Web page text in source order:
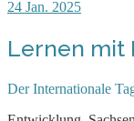
24 Jan. 2025
Lernen mit
Der Internationale